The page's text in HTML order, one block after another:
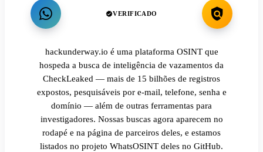
VERIFICADO
hackunderway.io é uma plataforma OSINT que
hospeda a busca de inteligência de vazamentos da
CheckLeaked — mais de 15 bilhões de registros
expostos, pesquisáveis por e-mail, telefone, senha e
domínio — além de outras ferramentas para
investigadores. Nossas buscas agora aparecem no
rodapé e na página de parceiros deles, e estamos
listados no projeto WhatsOSINT deles no GitHub.